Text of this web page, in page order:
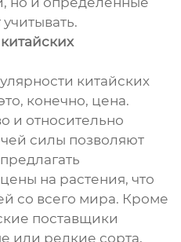
китайских
конечно, цена.
и относительно
силы позволяют
на растения, что
со всего мира. Кроме
поставщики
или редкие сорта,